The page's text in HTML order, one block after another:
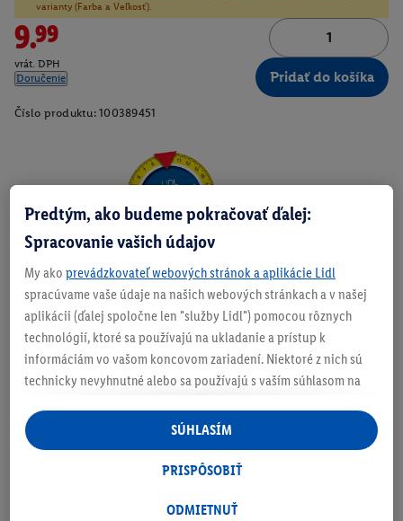
varianty (Farba a Veľkosť).
9.99
vrát. DPH
Doručenie
Pridať do košíka
Číslo produktu: 100389451
Zistite svoju veľkosť
O produkte
Podrobnosti o bezpečnosti produktu
Predtým, ako budeme pokračovať ďalej:
Spracovanie vašich údajov
My ako prevádzkovateľ webových stránok a aplikácie Lidl
spracúvame vaše údaje na našich webových stránkach a v našej
aplikácii (ďalej spoločne len "služby Lidl") pomocou rôznych
technológií, ktoré sa používajú na ukladanie a prístup k
informáciám vo vašom koncovom zariadení. Niektoré z nich sú
technicky nevyhnutné alebo sa používajú s vaším súhlasom na
personalizovanú reklamu v rámci služieb Lidl aj mimo nich. Ak
ste účastníkom programu Lidl Plus, na tieto účely sa spracúvajú
aj údaje z vášho nákupného správania v obchode.
následne si vytvoríte účet Lidl Plus alebo sa prihlásite do svojho
ODMIETNUŤ
PRISPÔSOBIŤ
SÚHLASÍM